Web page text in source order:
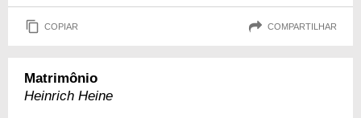
COPIAR COMPARTILHAR
Matrimônio
Heinrich Heine